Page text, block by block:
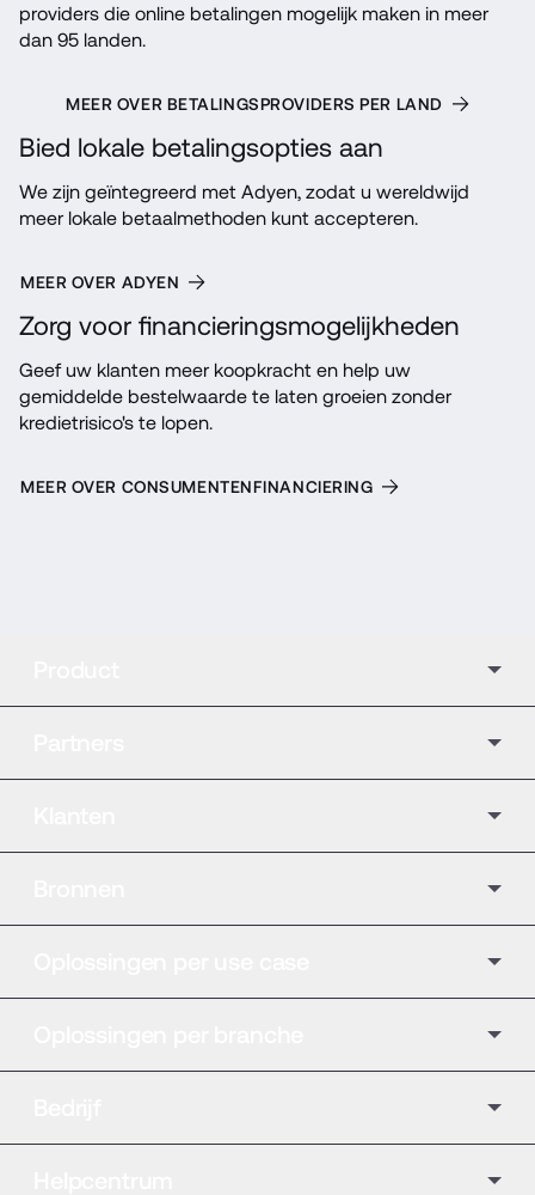
providers die online betalingen mogelijk maken in meer
dan 95 landen.
MEER OVER BETALINGSPROVIDERS PER LAND
Bied lokale betalingsopties aan
We zijn geïntegreerd met Adyen, zodat u wereldwijd
meer lokale betaalmethoden kunt accepteren.
MEER OVER ADYEN
Zorg voor financieringsmogelijkheden
Geef uw klanten meer koopkracht en help uw
gemiddelde bestelwaarde te laten groeien zonder
kredietrisico's te lopen.
MEER OVER CONSUMENTENFINANCIERING